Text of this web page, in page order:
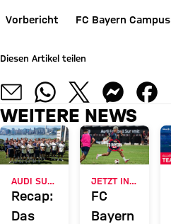
Vorbericht FC Bayern Campus
Diesen Artikel teilen
WEITERE NEWS
Recap:
Das
FC
Bayern